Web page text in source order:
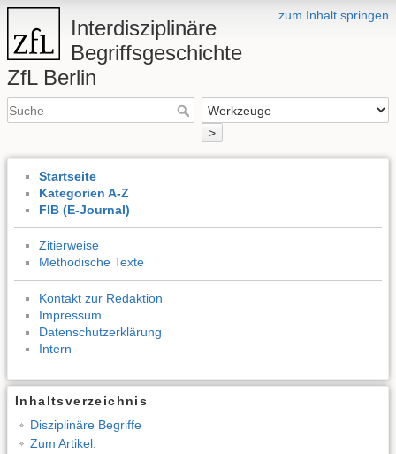
zum Inhalt springen
Interdisziplinäre
Begriffsgeschichte
ZfL Berlin
>
Startseite
Kategorien A-Z
FIB (E-Journal)
Zitierweise
Methodische Texte
Kontakt zur Redaktion
Impressum
Datenschutzerklärung
Intern
Inhaltsverzeichnis
Disziplinäre Begriffe
Zum Artikel: